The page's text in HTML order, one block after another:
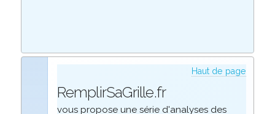
Haut de page
RemplirSaGrille.fr
vous propose une série d'analyses des